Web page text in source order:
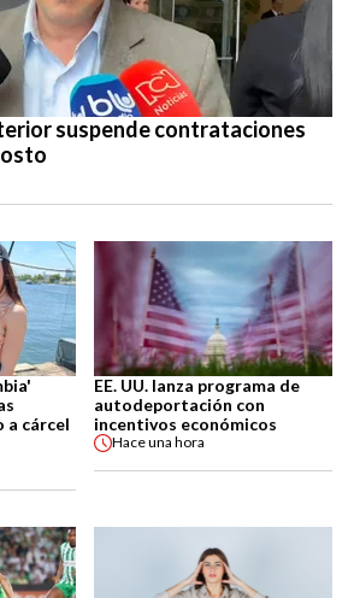
suspende contrataciones
a cárcel
EE. UU. lanza programa de
autodeportación con
incentivos económicos
Haceuna hora